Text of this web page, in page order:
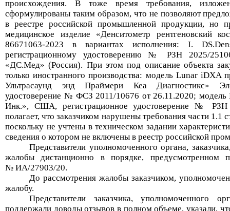
происхождения. В тоже время требования,
сформулированы таким образом, что не позволяют
в реестре российской промышленной продукции, но
медицинское изделие «Денситометр рентгеновский
86671063-2023
в вариантах исполнения: I.
регистрационному удостоверению № РЗН 2025/
«ДС.Мед» (Россия). При этом под описание объекта
только иностранного производства: модель Lunar iDXA
Ультрасаунд энд Праймери Кеа Диагностикс»
удостоверение № ФСЗ 2011/10676 от 26.11.2020;
Инк.», США, регистрационное удостоверение №
полагает, что заказчиком нарушены требования части 1.1
поскольку не учтены в техническом задании
сведения о котором не включены в реестр российской
Представители уполномоченногооргана, заказчика
жалобы дистанционно в порядке,
№ ИА/27903/20.
До рассмотрения жалобы заказчиком,
жалобу.
Представители заказчика, уполномоченного
поддержали доводы отзывов в полном объеме, указали,